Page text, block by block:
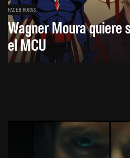
HACE 8 HORAS
Wagner Moura quiere
el MCU